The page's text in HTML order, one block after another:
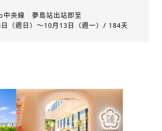
央線 夢島站出站即至
（週日）〜10月13日（週一）/ 184天